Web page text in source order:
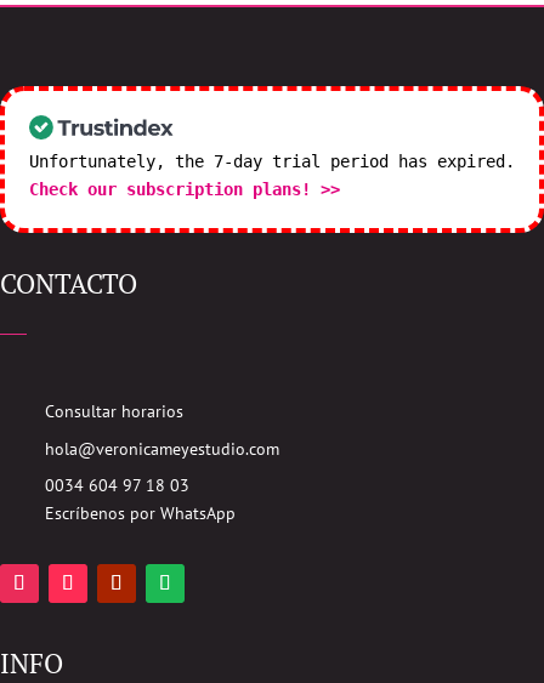
Unfortunately, the 7-day trial period has expired.
Check our subscription plans! >>
CONTACTO
Consultar horarios
hola@veronicameyestudio.com
0034 604 97 18 03
Escríbenos por WhatsApp
INFO